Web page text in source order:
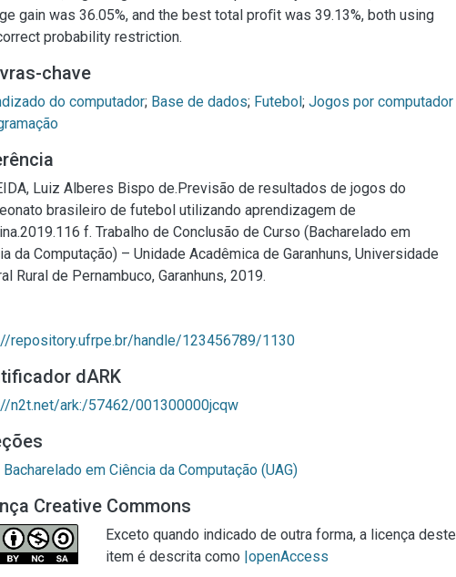
gain was 36.05%, and the best total proﬁt was 39.13%, both using
probability restriction.
chave
do computador; Base de dados; Futebol; Jogos por computador
Luiz Alberes Bispo de.Previsão de resultados de jogos do
brasileiro de futebol utilizando aprendizagem de
f. Trabalho de Conclusão de Curso (Bacharelado em
da Computação) – Unidade Acadêmica de Garanhuns, Universidade
Rural de Pernambuco, Garanhuns, 2019.
repository.ufrpe.br/handle/123456789/1130
dARK
n2t.net/ark:/57462/001300000jcqw
Bacharelado em Ciência da Computação (UAG)
Creative Commons
Exceto quando indicado de outra forma, a licença deste
item é descrita como |openAccess